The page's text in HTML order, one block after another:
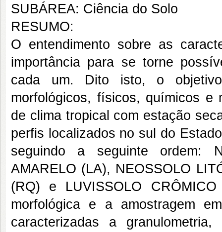
SUBÁREA: Ciência do Solo
RESUMO:
O entendimento sobre as
importância para se torne
cada um. Dito isto, o
morfológicos, físicos, químicos e
de clima tropical com estação
perfis localizados no sul do
seguindo a seguinte ordem:
AMARELO (LA), NEOSSOLO
(RQ) e LUVISSOLO
morfológica e a amostragem
caracterizadas a